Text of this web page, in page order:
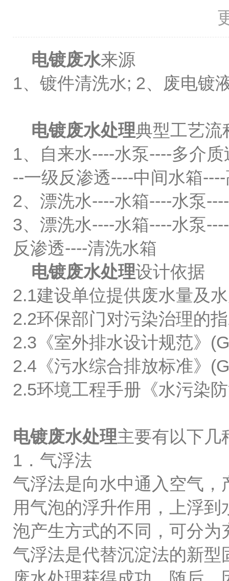
电镀废水来源
1、镀件清洗水; 2、废电镀
电镀废水处理典型工艺流
1、自来水----水泵----多介
--一级反渗透----中间水箱
2、漂洗水----水箱----水泵
3、漂洗水----水箱----水泵
反渗透----清洗水箱
电镀废水处理设计依据
2.1建设单位提供废水量及
2.2环保部门对污染治理的
2.3《室外排水设计规范》
2.4《污水综合排放标准》
2.5环境工程手册《水污染
电镀废水处理主要有以下几
1．气浮法
气浮法是向水中通入空气
用气泡的浮升作用，上浮
泡产生方式的不同，可分
气浮法是代替沉淀法的新